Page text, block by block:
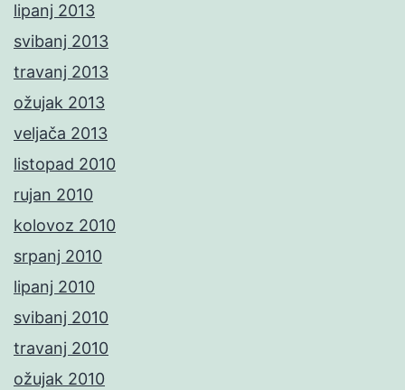
lipanj 2013
svibanj 2013
travanj 2013
ožujak 2013
veljača 2013
listopad 2010
rujan 2010
kolovoz 2010
srpanj 2010
lipanj 2010
svibanj 2010
travanj 2010
ožujak 2010